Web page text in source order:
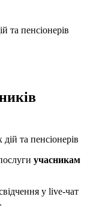
та пенсіонерів
учасникам
у live-чат